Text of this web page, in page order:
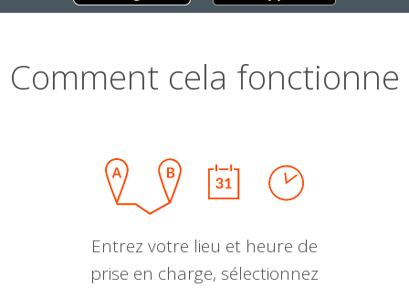
Comment cela fonctionne
Entrez votre lieu et heure de
prise en charge, sélectionnez